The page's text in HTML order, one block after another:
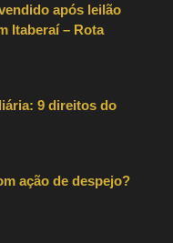
após leilão
Itaberaí – Rota
9 direitos do
ação de despejo?